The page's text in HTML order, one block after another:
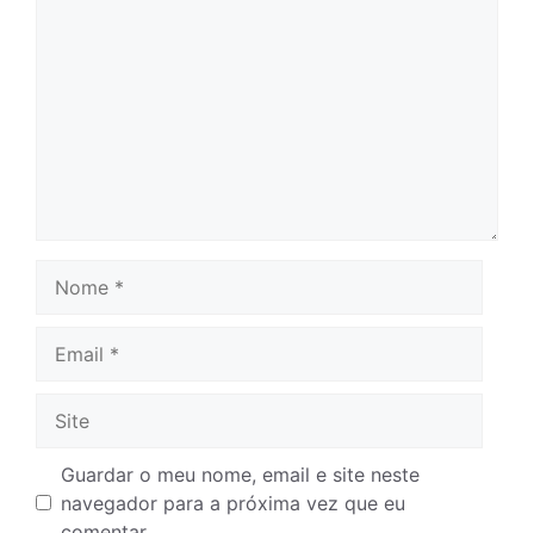
Guardar o meu nome, email e site neste
navegador para a próxima vez que eu